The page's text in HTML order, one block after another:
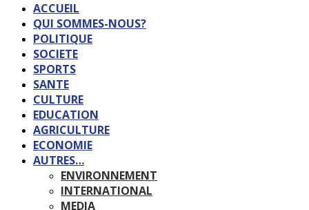
ACCUEIL
QUI SOMMES-NOUS?
POLITIQUE
SOCIETE
SPORTS
SANTE
CULTURE
EDUCATION
AGRICULTURE
ECONOMIE
AUTRES…
ENVIRONNEMENT
INTERNATIONAL
MEDIA